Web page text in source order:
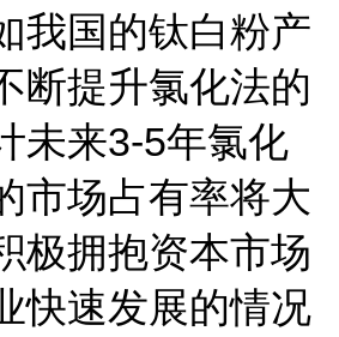
我国的钛白粉产
断提升氯化法的
未来3-5年氯化
市场占有率将大
极拥抱资本市场
快速发展的情况